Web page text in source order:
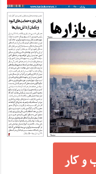
و کار